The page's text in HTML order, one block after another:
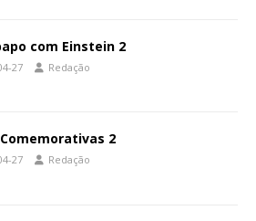
com Einstein 2
27 Redação
2
27 Redação